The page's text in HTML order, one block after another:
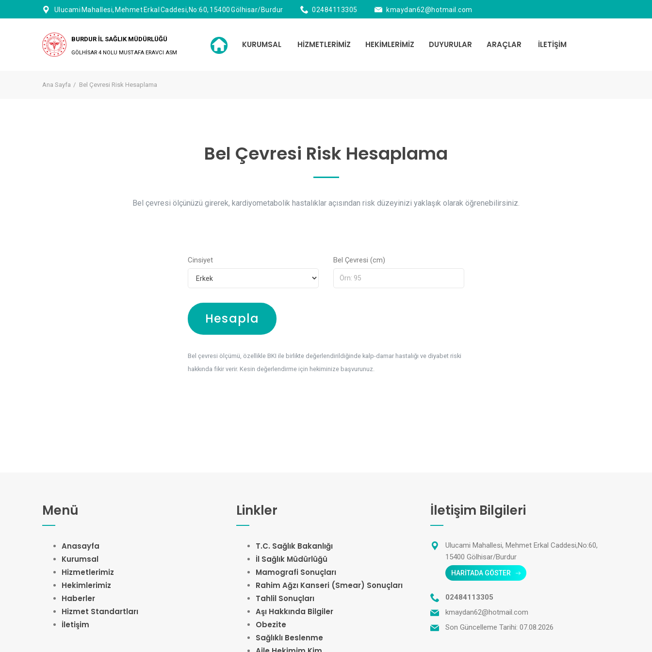
Ulucami Mahallesi, Mehmet Erkal Caddesi,No:60, 15400 Gölhisar/Burdur 02484113305 kmaydan62@hotmail.com
BURDUR İL SAĞLIK MÜDÜRLÜĞÜ
GÖLHİSAR 4 NOLU MUSTAFA ERAVCI ASM
KURUMSAL HİZMETLERİMİZ HEKİMLERİMİZ DUYURULAR ARAÇLAR İLETİŞİM
Ana Sayfa Bel Çevresi Risk Hesaplama
Bel Çevresi Risk Hesaplama
Bel çevresi ölçünüzü girerek, kardiyometabolik hastalıklar açısından risk düzeyinizi yaklaşık olarak öğrenebilirsiniz.
Cinsiyet Bel Çevresi (cm)
Hesapla
Bel çevresi ölçümü, özellikle BKI ile birlikte değerlendirildiğinde kalp-damar hastalığı ve diyabet riski
hakkında fikir verir. Kesin değerlendirme için hekiminize başvurunuz.
Menü
Anasayfa
Kurumsal
Hizmetlerimiz
Hekimlerimiz
Haberler
Hizmet Standartları
İletişim
Linkler
T.C. Sağlık Bakanlığı
İl Sağlık Müdürlüğü
Mamografi Sonuçları
Rahim Ağzı Kanseri (Smear) Sonuçları
Tahlil Sonuçları
Aşı Hakkında Bilgiler
Obezite
Sağlıklı Beslenme
İletişim Bilgileri
Ulucami Mahallesi, Mehmet Erkal Caddesi,No:60,
15400 Gölhisar/Burdur
HARİTADA GÖSTER
02484113305
kmaydan62@hotmail.com
Son Güncelleme Tarihi: 07.08.2026